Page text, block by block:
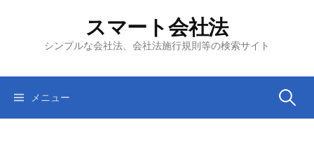
ツ
スマート会社法
シンプルな会社法、会社法施行規則等の検索サイト
メニュー 検